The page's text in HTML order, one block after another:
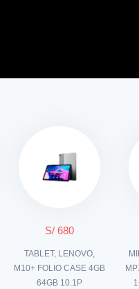
S/ 680
TABLET, LENOVO,
M10+ FOLIO CASE 4GB
64GB 10.1P